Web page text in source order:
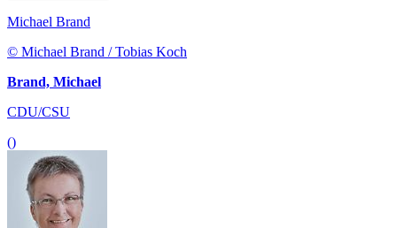
Michael Brand
© Michael Brand / Tobias Koch
Brand, Michael
CDU/CSU
()